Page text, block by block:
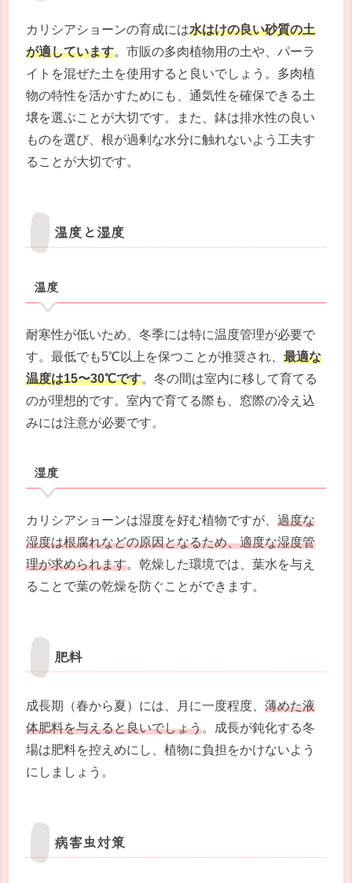
カリシアショーンの育成には水はけの良い砂質の土
が適しています。市販の多肉植物用の土や、パーラ
イトを混ぜた土を使用すると良いでしょう。多肉植
物の特性を活かすためにも、通気性を確保できる土
壌を選ぶことが大切です。また、鉢は排水性の良い
ものを選び、根が過剰な水分に触れないよう工夫す
ることが大切です。
温度と湿度
温度
耐寒性が低いため、冬季には特に温度管理が必要で
す。最低でも5℃以上を保つことが推奨され、 最適な
温度は15〜30℃です。冬の間は室内に移して育てる
のが理想的です。室内で育てる際も、窓際の冷え込
みには注意が必要です。
湿度
カリシアショーンは湿度を好む植物ですが、 過度な
湿度は根腐れなどの原因となるため、適度な湿度管
理が求められます。乾燥した環境では、葉水を与え
ることで葉の乾燥を防ぐことができます。
肥料
成長期（春から夏）には、月に一度程度、 薄めた液
体肥料を与えると良いでしょう。成長が鈍化する冬
場は肥料を控えめにし、植物に負担をかけないよう
にしましょう。
病害虫対策